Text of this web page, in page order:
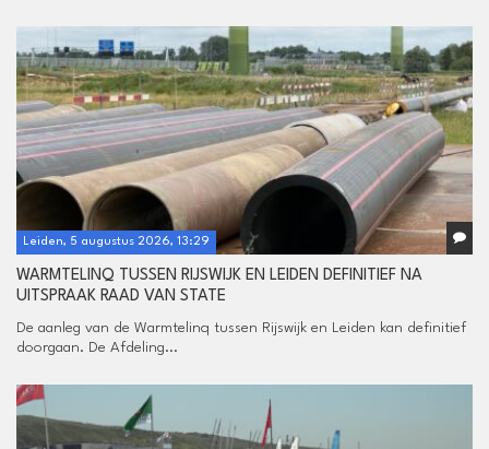
Leiden, 5 augustus 2026, 13:29
WARMTELINQ TUSSEN RIJSWIJK EN LEIDEN DEFINITIEF NA
UITSPRAAK RAAD VAN STATE
De aanleg van de Warmtelinq tussen Rijswijk en Leiden kan definitief
doorgaan. De Afdeling...